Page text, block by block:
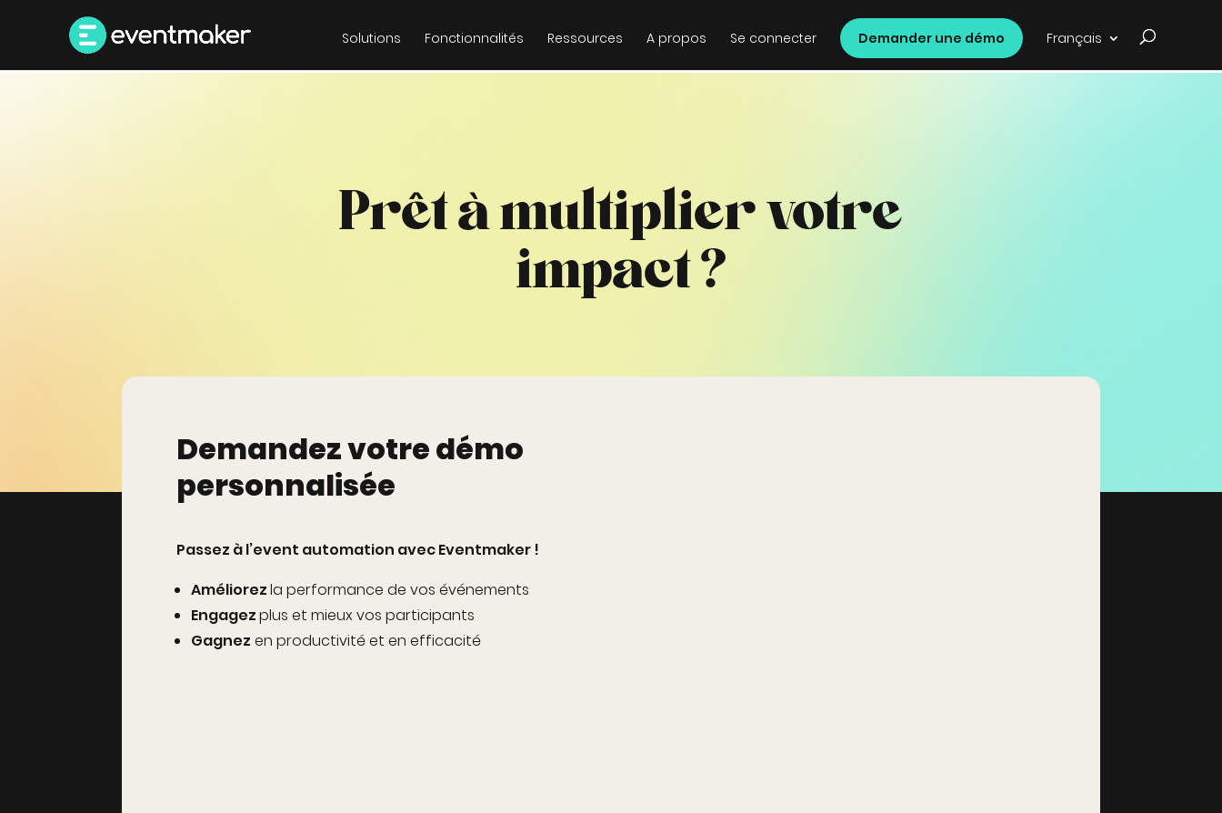
Solutions Fonctionnalités Ressources A propos Se connecter Demander une démo Français
Prêt à multiplier votre
impact ?
Demandez votre démo
personnalisée
Passez à l’event automation avec Eventmaker !
Améliorezla performance de vos événements
Engagezplus et mieux vos participants
Gagnez en productivité et en efficacité